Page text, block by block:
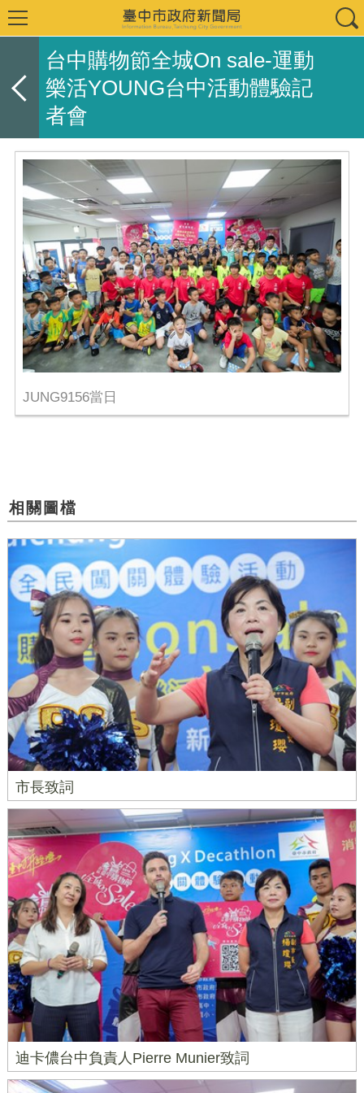
台中購物節全城On sale-運動
樂活YOUNG台中活動體驗記
者會
JUNG9156當日
相關圖檔
市長致詞
迪卡儂台中負責人Pierre Munier致詞